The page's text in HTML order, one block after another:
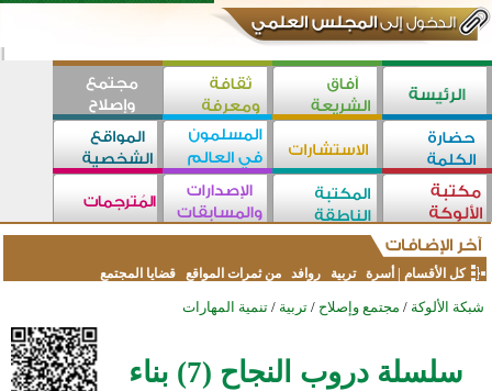
كل الأقسام أسرة تربية روافد من ثمرات المواقع قضايا المجتمع
شبكة الألوكة / مجتمع وإصلاح / تربية / تنمية المهارات
سلسلة دروب النجاح (7) بناء